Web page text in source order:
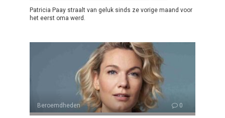
Patricia Paay straalt van geluk sinds ze vorige maand voor
het eerst oma werd.
Beroemdheden 0